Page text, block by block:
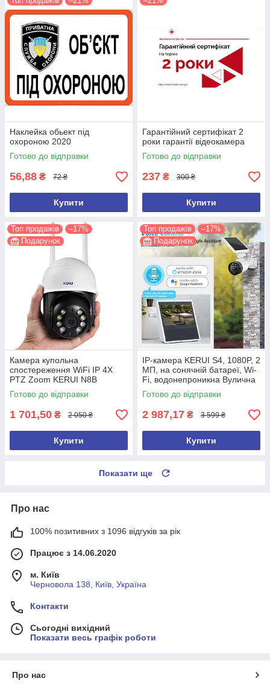
Наклейка обьект під
охороною 2020
Готово до відправки
56,88 ₴ 72 ₴
Купити
Гарантійний сертифікат 2
роки гарантії відеокамера
Готово до відправки
237 ₴ 300 ₴
Купити
Топ продажів
–17%
Подарунок
Камера купольна
спостереження WiFi IP 4X
PTZ Zoom KERUI N8B
Вулична 3 Mp, оптика Sony
Готово до відправки
1 701,50 ₴ 2 050 ₴
Купити
Топ продажів
–17%
Подарунок
IP-камера KERUI S4, 1080P, 2
МП, на сонячній батареї, Wi-
Fi, водонепроникна Вулична
оптика Sony
Готово до відправки
2 987,17 ₴ 3 599 ₴
Купити
Показати ще
Про нас
100% позитивних з 1096 відгуків за рік
Працює з 14.06.2020
м. Київ
Черновола 138, Київ, Україна
Контакти
Сьогодні вихідний
Показати весь графік роботи
Про нас